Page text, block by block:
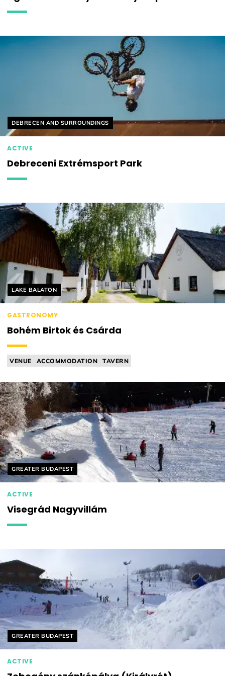
Helyszín címkék:
DEBRECEN AND SURROUNDINGS
ACTIVE
Debreceni Extrémsport Park
Helyszín címkék:
LAKE BALATON
GASTRONOMY
Bohém Birtok és Csárda
VENUE ACCOMMODATION TAVERN
Helyszín címkék:
GREATER BUDAPEST
ACTIVE
Visegrád Nagyvillám
Helyszín címkék:
GREATER BUDAPEST
ACTIVE